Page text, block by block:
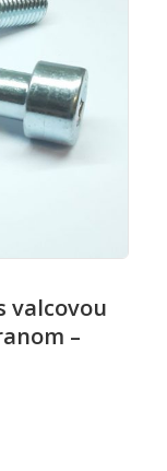
valcovou
–